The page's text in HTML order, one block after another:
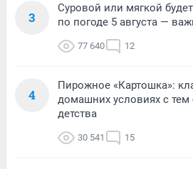
3
Суровой или мягкой
по погоде 5 августа —
77 640 12
4
Пирожное «Картошка»:
домашних условиях с
детства
30 541 15